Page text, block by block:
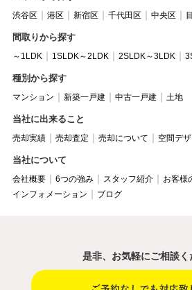
渋谷区 港区 新宿区 千代田区 中央区
間取りから探す
～1LDK 1SLDK～2LDK 2SLDK～3LDK
種別から探す
マンション 新築一戸建 中古一戸建 土地
当社に出来ること
売却実績 売却査定 売却について 空間デ
当社について
会社概要 6つの強み スタッフ紹介
お客様
インフォメーション
ブログ
是非、お気軽にご相談く